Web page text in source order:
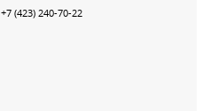
+7 (423) 240-70-22